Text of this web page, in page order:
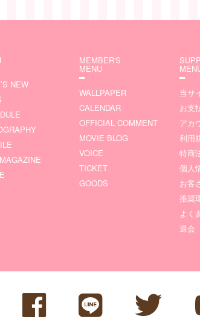
NEW
MEMBER'S
MENU
WALLPAPER
CALENDAR
OFFICIAL COMMENT
MOVIE BLOG
VOICE
TICKET
GOODS
当サ
お支
アカ
利用
特商
個人
お客
推奨
よく
退会